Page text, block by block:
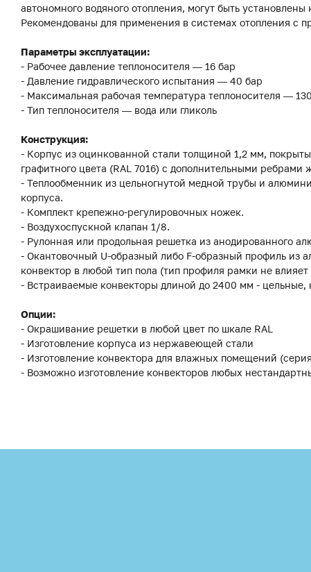
автономного водяного отопления, могут быть
Рекомендованы для применения в системах отопления с
Параметры эксплуатации:
- Рабочее давление теплоносителя — 16 бар
- Давление гидравлического испытания — 40 бар
- Максимальная рабочая температура теплоносителя —
- Тип теплоносителя — вода или гликоль
Конструкция:
- Корпус из оцинкованной стали толщиной 1,2 мм,
графитного цвета (RAL 7016) с дополнительными ребрами
- Теплообменник из цельногнутой медной трубы и
корпуса.
- Комплект крепежно-регулировочных ножек.
- Воздухоспускной клапан 1/8.
- Рулонная или продольная решетка из анодированного
- Окантовочный U-образный либо F-образный профиль из
конвектор в любой тип пола (тип профиля рамки не влияет
- Встраиваемые конвекторы длиной до 2400 мм -
Опции:
- Окрашивание решетки в любой цвет по шкале RAL
- Изготовление корпуса из нержавеющей стали
- Изготовление конвектора для влажных помещений
- Возможно изготовление конвекторов любых